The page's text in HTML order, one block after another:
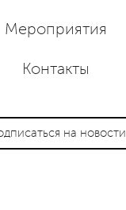
Мероприятия
Контакты
на новости